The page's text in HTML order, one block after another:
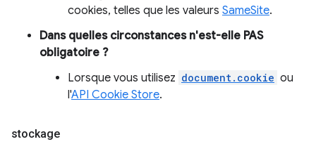
cookies, telles que les valeurs SameSite.
Dans quelles circonstances n'est-elle PAS
obligatoire ?
Lorsque vous utilisez document.cookie ou
l'API Cookie Store.
stockage